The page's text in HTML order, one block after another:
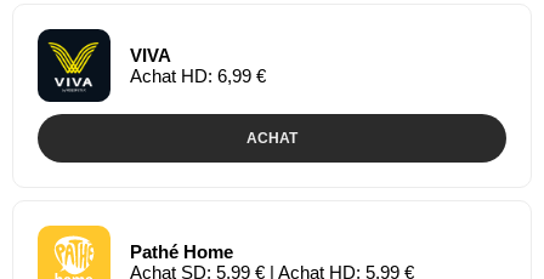
VIVA
Achat HD: 6,99 €
ACHAT
Pathé Home
Achat SD: 5,99 € | Achat HD: 5,99 €